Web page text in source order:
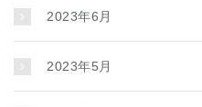
2023年6月
2023年5月